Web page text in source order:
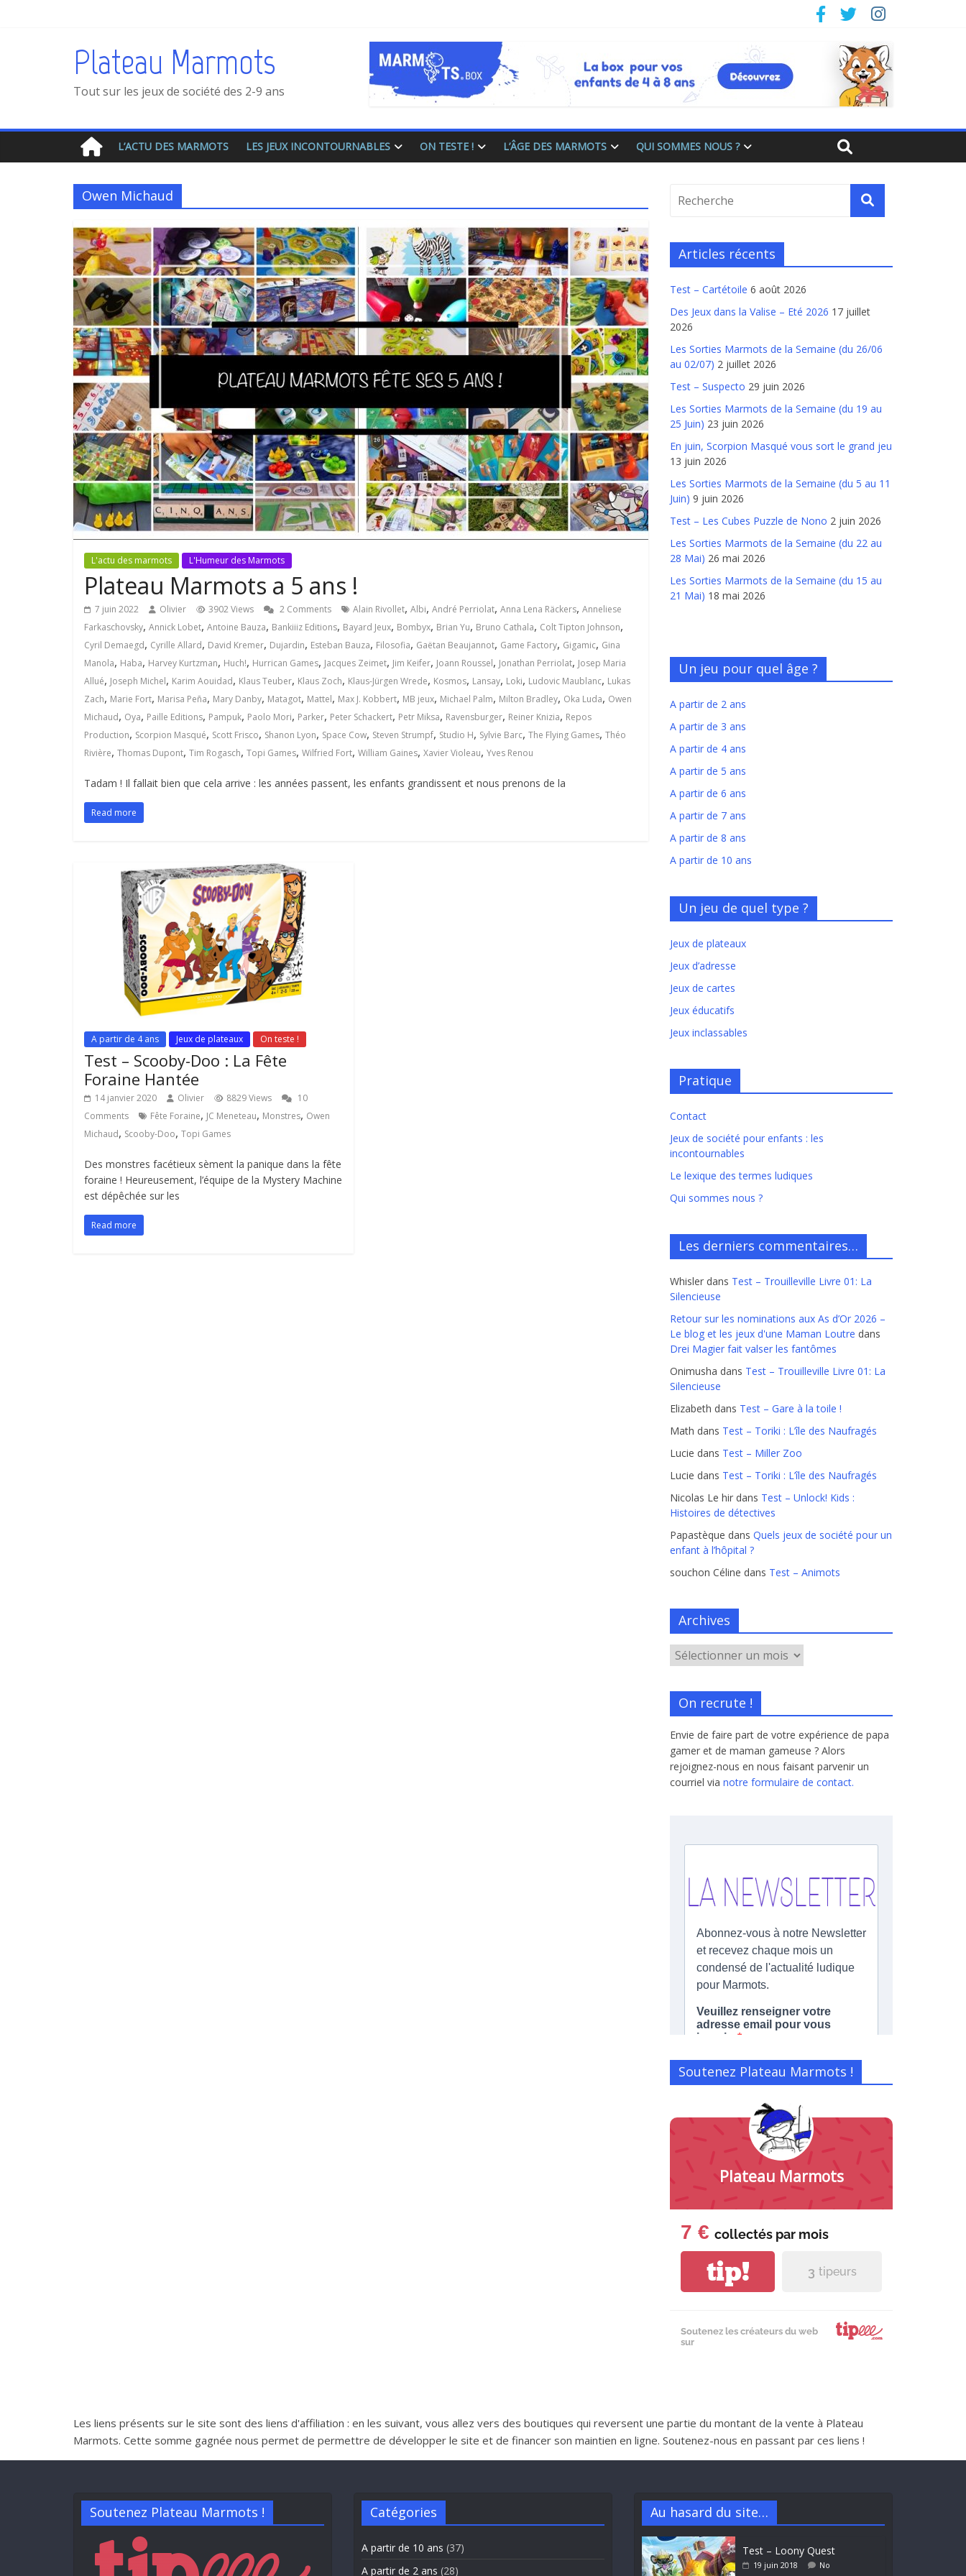
Plateau Marmots
Tout sur les jeux de société des 2-9 ans
L’ACTU DES MARMOTS LES JEUX INCONTOURNABLES ON TESTE ! L’ÂGE DES MARMOTS QUI SOMMES NOUS ?
Owen Michaud
L'actu des marmots L'Humeur des Marmots
Plateau Marmots a 5 ans !
7 juin 2022 Olivier 3902 Views 2 Comments Alain Rivollet, Albi, André Perriolat, Anna Lena Räckers, Anneliese
Farkaschovsky, Annick Lobet, Antoine Bauza, Bankiiiz Editions, Bayard Jeux, Bombyx, Brian Yu, Bruno Cathala, Colt Tipton Johnson,
Cyril Demaegd, Cyrille Allard, David Kremer, Dujardin, Esteban Bauza, Filosofia, Gaëtan Beaujannot, Game Factory, Gigamic, Gina
Manola, Haba, Harvey Kurtzman, Huch!, Hurrican Games, Jacques Zeimet, Jim Keifer, Joann Roussel, Jonathan Perriolat, Josep Maria
Allué, Joseph Michel, Karim Aouidad, Klaus Teuber, Klaus Zoch, Klaus-Jürgen Wrede, Kosmos, Lansay, Loki, Ludovic Maublanc, Lukas
Zach, Marie Fort, Marisa Peña, Mary Danby, Matagot, Mattel, Max J. Kobbert, MB jeux, Michael Palm, Milton Bradley, Oka Luda, Owen
Michaud, Oya, Paille Editions, Pampuk, Paolo Mori, Parker, Peter Schackert, Petr Miksa, Ravensburger, Reiner Knizia, Repos
Production, Scorpion Masqué, Scott Frisco, Shanon Lyon, Space Cow, Steven Strumpf, Studio H, Sylvie Barc, The Flying Games, Théo
Rivière, Thomas Dupont, Tim Rogasch, Topi Games, Wilfried Fort, William Gaines, Xavier Violeau, Yves Renou
Tadam ! Il fallait bien que cela arrive : les années passent, les enfants grandissent et nous prenons de la
Read more
A partir de 4 ans Jeux de plateaux On teste !
Test – Scooby-Doo : La Fête
Foraine Hantée
14 janvier 2020 Olivier 8829 Views
10
Comments
Fête Foraine, JC Meneteau, Monstres, Owen
Michaud, Scooby-Doo, Topi Games
Des monstres facétieux sèment la panique dans la fête
foraine ! Heureusement, l’équipe de la Mystery Machine
est dépêchée sur les
Read more
Articles récents
Test – Cartétoile 6 août 2026
Des Jeux dans la Valise – Eté 2026 17 juillet
2026
Les Sorties Marmots de la Semaine (du 26/06
au 02/07) 2 juillet 2026
Test – Suspecto 29 juin 2026
Les Sorties Marmots de la Semaine (du 19 au
25 Juin) 23 juin 2026
En juin, Scorpion Masqué vous sort le grand jeu
13 juin 2026
Les Sorties Marmots de la Semaine (du 5 au 11
Juin) 9 juin 2026
Test – Les Cubes Puzzle de Nono 2 juin 2026
Les Sorties Marmots de la Semaine (du 22 au
28 Mai) 26 mai 2026
Les Sorties Marmots de la Semaine (du 15 au
21 Mai) 18 mai 2026
Un jeu pour quel âge ?
A partir de 2 ans
A partir de 3 ans
A partir de 4 ans
A partir de 5 ans
A partir de 6 ans
A partir de 7 ans
A partir de 8 ans
A partir de 10 ans
Un jeu de quel type ?
Jeux de plateaux
Jeux d’adresse
Jeux de cartes
Jeux éducatifs
Jeux inclassables
Pratique
Contact
Jeux de société pour enfants : les
incontournables
Le lexique des termes ludiques
Qui sommes nous ?
Les derniers commentaires…
Whisler dans Test – Trouilleville Livre 01: La
Silencieuse
Retour sur les nominations aux As d’Or 2026 –
Le blog et les jeux d'une Maman Loutre dans
Drei Magier fait valser les fantômes
Onimusha dans Test – Trouilleville Livre 01: La
Silencieuse
Elizabeth dans Test – Gare à la toile !
Math dans Test – Toriki : L’île des Naufragés
Lucie dans Test – Miller Zoo
Lucie dans Test – Toriki : L’île des Naufragés
Nicolas Le hir dans Test – Unlock! Kids :
Histoires de détectives
Papastèque dans Quels jeux de société pour un
enfant à l’hôpital ?
souchon Céline dans Test – Animots
Archives
On recrute !
Envie de faire part de votre expérience de papa
gamer et de maman gameuse ? Alors
rejoignez-nous en nous faisant parvenir un
courriel via notre formulaire de contact.
Soutenez Plateau Marmots !
Plateau Marmots
7 € collectés par mois
tip! 3 tipeurs
Soutenez les créateurs du web
sur
Les liens présents sur le site sont des liens d'affiliation : en les suivant, vous allez vers des boutiques qui reversent une partie du montant de la vente à Plateau
Marmots. Cette somme gagnée nous permet de permettre de développer le site et de financer son maintien en ligne. Soutenez-nous en passant par ces liens !
Soutenez Plateau Marmots ! Catégories
A partir de 10 ans (37)
A partir de 2 ans (28)
Au hasard du site…
Test – Loony Quest
19 juin 2018
No